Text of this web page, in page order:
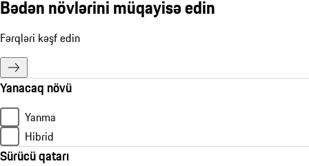
Bədən növlərini müqayisə edin
Fərqləri kəşf edin
Yanacaq növü
Yanma
Hibrid
Sürücü qatarı